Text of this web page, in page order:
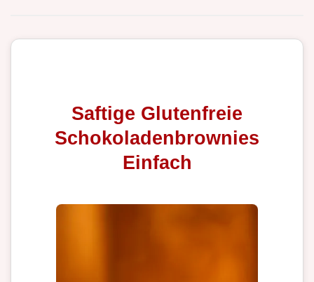
Saftige Glutenfreie
Schokoladenbrownies
Einfach